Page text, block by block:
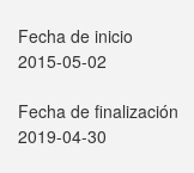
Fecha de inicio
2015-05-02
Fecha de finalización
2019-04-30